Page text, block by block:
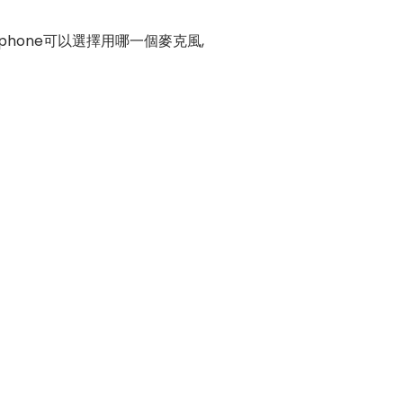
可以選擇用哪一個麥克風,